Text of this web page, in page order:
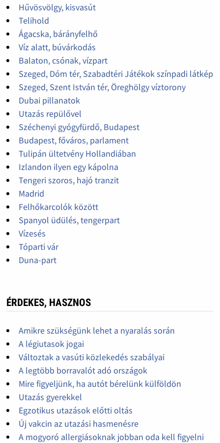
Hűvösvölgy, kisvasút
Telihold
Ágacska, bárányfelhő
Víz alatt, búvárkodás
Balaton, csónak, vízpart
Szeged, Dóm tér, Szabadtéri Játékok színpadi látkép
Szeged, Szent István tér, Öreghölgy víztorony
Dubai pillanatok
Utazás repülővel
Széchenyi gyógyfürdő, Budapest
Budapest, főváros, parlament
Tulipán ültetvény Hollandiában
Izlandon ilyen egy kápolna
Tengeri szoros, hajó tranzit
Madrid
Felhőkarcolók között
Spanyol üdülés, tengerpart
Vízesés
Tóparti vár
Duna-part
ÉRDEKES, HASZNOS
Amikre szükségünk lehet a nyaralás során
A légiutasok jogai
Változtak a vasúti közlekedés szabályai
A legtöbb borravalót adó országok
Mire figyeljünk, ha autót bérelünk külföldön
Utazás gyerekkel
Egzotikus utazások előtti oltás
Új vakcin az utazási hasmenésre
A mogyoró allergiásoknak jobban oda kell figyelni